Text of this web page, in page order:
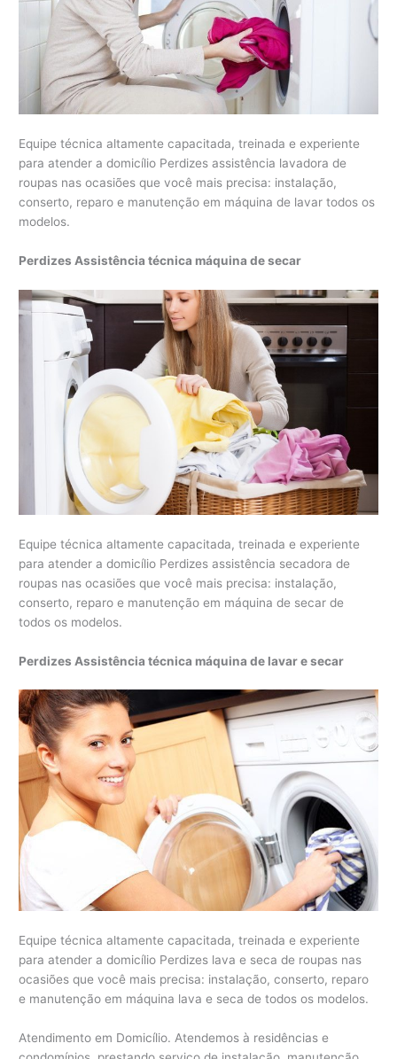
Equipe técnica altamente capacitada, treinada e experiente
para atender a domicílio Perdizes assistência lavadora de
roupas nas ocasiões que você mais precisa: instalação,
conserto, reparo e manutenção em máquina de lavar todos os
modelos.
Perdizes Assistência técnica máquina de secar
Equipe técnica altamente capacitada, treinada e experiente
para atender a domicílio Perdizes assistência secadora de
roupas nas ocasiões que você mais precisa: instalação,
conserto, reparo e manutenção em máquina de secar de
todos os modelos.
Perdizes Assistência técnica máquina de lavar e secar
Equipe técnica altamente capacitada, treinada e experiente
para atender a domicílio Perdizes lava e seca de roupas nas
ocasiões que você mais precisa: instalação, conserto, reparo
e manutenção em máquina lava e seca de todos os modelos.
Atendimento em Domicílio. Atendemos à residências e